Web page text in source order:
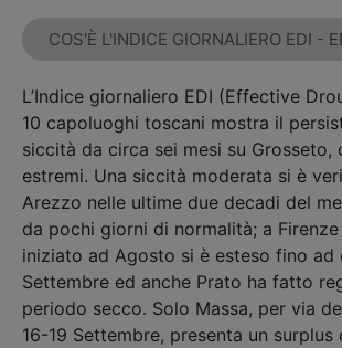
COS'È L'INDICE GIORNALIERO EDI -
L’Indice giornaliero EDI (Effective
10 capoluoghi toscani mostra il
siccità da circa sei mesi su Grosseto,
estremi. Una siccità moderata si è
Arezzo nelle ultime due decadi del
da pochi giorni di normalità; a
iniziato ad Agosto si è esteso fino ad
Settembre ed anche Prato ha fatto
periodo secco. Solo Massa, per via
16-19 Settembre, presenta un surplus